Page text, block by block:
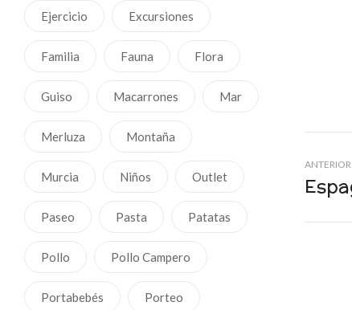
Ejercicio Excursiones
Familia Fauna Flora
Guiso Macarrones Mar
Merluza Montaña
Murcia Niños Outlet
Paseo Pasta Patatas
Pollo Pollo Campero
Portabebés Porteo
ANTERIOR